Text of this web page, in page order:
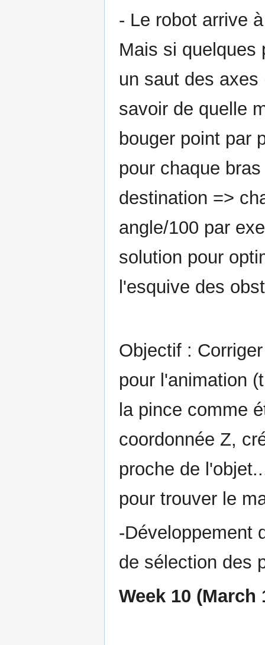
- Le robot arrive
Mais si quelques
un saut des
savoir de quelle
bouger point par
pour chaque
destination =>
angle/100 par
solution pour
l'esquive des
Objectif :
pour l'animation
la pince comme
coordonnée Z,
proche de
pour trouver le
-Développement
de sélection des
Week 10 (March